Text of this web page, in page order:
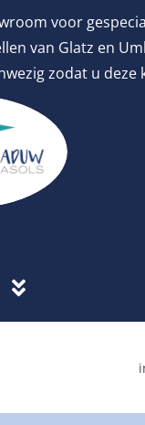
voor
van Glatz en
zodat u deze